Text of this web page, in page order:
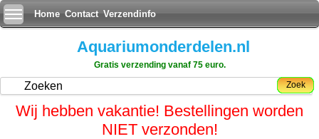
Home Contact Verzendinfo
Aquariumonderdelen.nl
Gratis verzending vanaf 75 euro.
Zoek
Wij hebben vakantie! Bestellingen worden
NIET verzonden!